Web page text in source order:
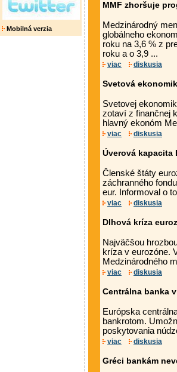
Mobilná verzia
MMF zhoršuje
Medzinárodný
globálneho
roku na 3,6 % z
roku a o 3,9 ...
viac diskusia
Svetová
Svetovej
zotaví z finančnej
hlavný ekonóm
viac diskusia
Úverová kapacita
Členské štáty
záchranného
eur. Informoval o
viac diskusia
Dlhová kríza
Najväčšou
kríza v eurozóne.
Medzinárodného
viac diskusia
Centrálna banka
Európska
bankrotom.
poskytovania
viac diskusia
Gréci bankám